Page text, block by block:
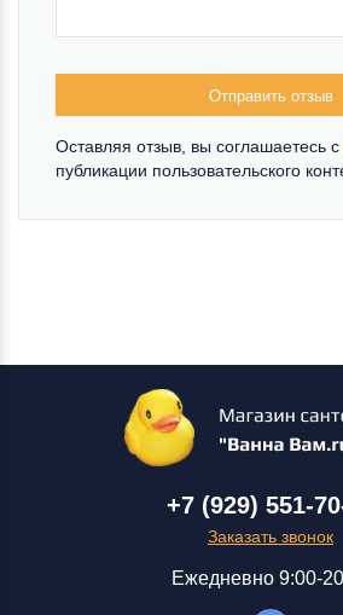
Отправить отзыв
Оставляя отзыв, вы соглашаетесь c
публикации пользовательского
+7 (929) 551-
Заказать звонок
Ежедневно 9:00-